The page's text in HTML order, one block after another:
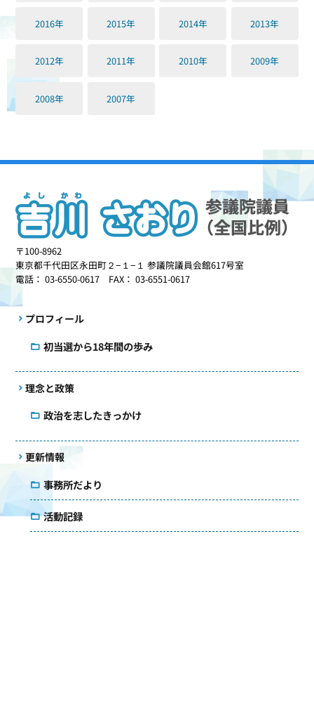
2016年 2015年 2014年 2013年
2012年 2011年 2010年 2009年
2008年 2007年
〒100-8962
東京都千代田区永田町２−１−１ 参議院議員会館617号室
電話： 03-6550-0617 FAX： 03-6551-0617
プロフィール
初当選から18年間の歩み
理念と政策
政治を志したきっかけ
更新情報
事務所だより
活動記録